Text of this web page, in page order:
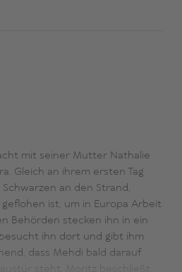
mit seiner Mutter Nathalie
Gleich an ihrem ersten Tag
an den Strand,
ist, um in Europa Arbeit
Behörden stecken ihn in ein
ihn dort und gibt ihm
dass Mehdi bald darauf